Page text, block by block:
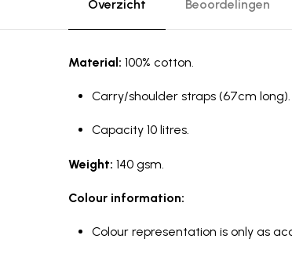
Overzicht Beoordelingen
Material: 100% cotton.
Carry/shoulder straps (67cm long).
Capacity 10 litres.
Weight: 140 gsm.
Colour information:
Colour representation is only as